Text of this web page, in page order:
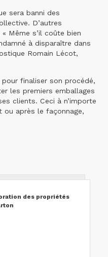
sera banni des
D’autres
Même s’il coûte bien
à disparaître dans
Romain Lécot,
finaliser son procédé,
les premiers emballages
clients. Ceci à n’importe
ou après le façonnage,
des propriétés